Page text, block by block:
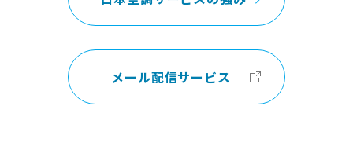
メール配信サービス